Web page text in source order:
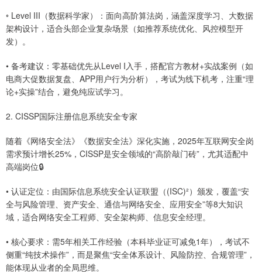
◦ Level III（数据科学家）：面向高阶算法岗，涵盖深度学习、大数据
架构设计，适合头部企业复杂场景（如推荐系统优化、风控模型开
发）。
• 备考建议：零基础优先从Level I入手，搭配官方教材+实战案例（如
电商大促数据复盘、APP用户行为分析），考试为线下机考，注重“理
论+实操”结合，避免纯应试学习。
2. CISSP国际注册信息系统安全专家
随着《网络安全法》《数据安全法》深化实施，2025年互联网安全岗
需求预计增长25%，CISSP是安全领域的“高阶敲门砖”，尤其适配中
高端岗位🔒
• 认证定位：由国际信息系统安全认证联盟（(ISC)²）颁发，覆盖“安
全与风险管理、资产安全、通信与网络安全、应用安全”等8大知识
域，适合网络安全工程师、安全架构师、信息安全经理。
• 核心要求：需5年相关工作经验（本科毕业证可减免1年），考试不
侧重“纯技术操作”，而是聚焦“安全体系设计、风险防控、合规管理”，
能体现从业者的全局思维。